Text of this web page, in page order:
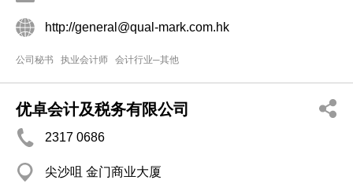
http://general@qual-mark.com.hk
公司秘书 执业会计师 会计行业─其他
优卓会计及税务有限公司
2317 0686
尖沙咀 金门商业大厦